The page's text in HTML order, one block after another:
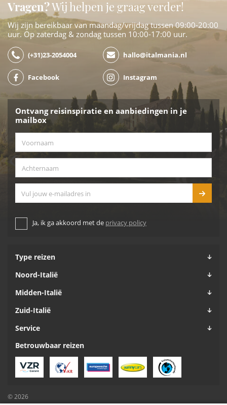
Vragen?Wij helpen je graag verder!
Wij zijn bereikbaar van maandag/vrijdag tussen 09:00-20:00
uur. Op zaterdag & zondag tussen 10:00-17:00 uur.
(+31)23-2054004 hallo@italmania.nl
Facebook Instagram
Ontvang reisinspiratie en aanbiedingen in je
mailbox
Ja, ik ga akkoord met de privacy policy
Type reizen
Noord-Italië
Midden-Italië
Zuid-Italië
Service
Betrouwbaar reizen
© 2026